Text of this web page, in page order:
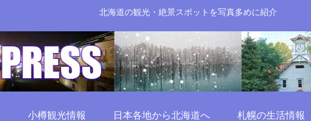
北海道の観光・絶景スポットを写真多めに紹介
小樽観光情報 日本各地から北海道へ 札幌の生活情報